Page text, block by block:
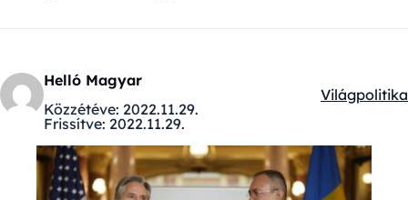
Helló Magyar
Közzétéve: 2022.11.29.
Frissítve: 2022.11.29.
Kategóriák:
Világpolitika